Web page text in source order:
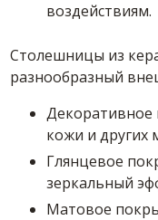
воздействиям.
Столешницы из
разнообразный
Декоративное
кожи и других
Глянцевое
зеркальный
Матовое